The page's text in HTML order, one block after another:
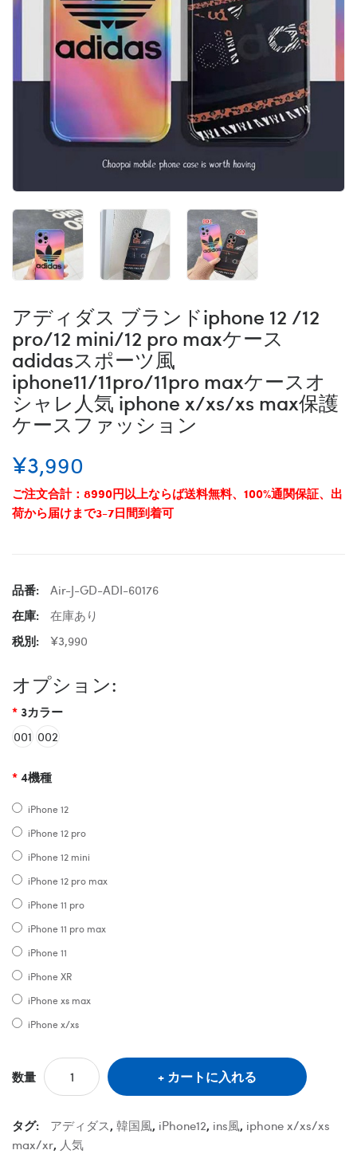
アディダス ブランドiphone 12 /12
pro/12 mini/12 pro maxケース
adidasスポーツ風
iphone11/11pro/11pro maxケースオ
シャレ人気 iphone x/xs/xs max保護
ケースファッション
¥3,990
ご注文合計：8990円以上ならば送料無料、100%通関保証、出
荷から届けまで3-7日間到着可
品番:
Air-J-GD-ADI-60176
在庫:
在庫あり
税別:
¥3,990
オプション:
3カラー
001 002
4機種
iPhone 12
iPhone 12 pro
iPhone 12 mini
iPhone 12 pro max
iPhone 11 pro
iPhone 11 pro max
iPhone 11
iPhone XR
iPhone xs max
iPhone x/xs
数量 カートに入れる
タグ: アディダス, 韓国風, iPhone12, ins風, iphone x/xs/xs
max/xr, 人気